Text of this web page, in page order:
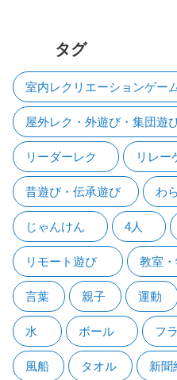
タグ
室内レクリエーションゲー
屋外レク・外遊び・集団遊
リーダーレク リレー
昔遊び・伝承遊び わ
じゃんけん 4人
リモート遊び 教室
言葉 親子 運動
水 ボール フ
風船 タオル 新聞